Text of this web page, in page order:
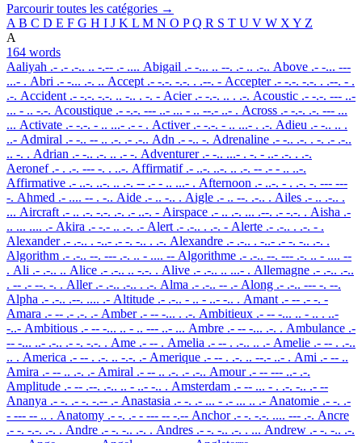
Parcourir toutes les catégories →
A B C D E F G H I J K L M N O PQ R S T U V W X Y Z
A
164 words
Aaliyah .- .- .-.. .. -.-- .- .... Abigail .- -... .. --. .- .. .-.. Above .- -... ---
...- . Abri .- -... .-. .. Accept .- -.-. -.-. . .--. - Accepter .- -.-. -.-. . .--. - .
.-. Accident .- -.-. -.-. .. -.. . -. - Acier .- -.-. .. . .-. Acoustic .- -.-. --- ..-
... - .. -.-. Acoustique .- -.-. --- ..- ... - .. --.- ..- . Across .- -.-. .-. --- ...
... Activate .- -.-. - .. ...- .- - . Activer .- -.-. - .. ...- . .-. Adieu .- -.. .. .
..- Admiral .- -.. -- .. .-. .- .-.. Adn .- -.. -. Adrenaline .- -.. .-. . -. .- .-..
.. -. . Adrian .- -.. .-. .. .- -. Adventurer .- -.. ...- . -. - ..- .-. . .-.
Aeronef .- . .-. --- -. . ..-. Affirmatif .- ..-. ..-. .. .-. -- .- - .. ..-.
Affirmative .- ..-. ..-. .. .-. -- .- - .. ...- . Afternoon .- ..-. - . .-. -. --- ---
-. Ahmed .- .... -- . -.. Aide .- .. -.. . Aigle .- .. --. .-.. . Ailes .- .. .-.. .
... Aircraft .- .. .-. -.-. .-. .- ..-. - Airspace .- .. .-. ... .--. .- -.-. . Aisha .-
.. ... .... .- Akira .- -.- .. .-. .- Alert .- .-.. . .-. - Alerte .- .-.. . .-. - .
Alexander .- .-.. . -..- .- -. -.. . .-. Alexandre .- .-.. . -..- .- -. -.. .-. .
Algorithm .- .-.. --. --- .-. .. - .... -- Algorithme .- .-.. --. --- .-. .. - .... --
. Ali .- .-.. .. Alice .- .-.. .. -.-. . Alive .- .-.. .. ...- . Allemagne .- .-.. .-..
. -- .- --. -. . Aller .- .-.. .-.. . .-. Alma .- .-.. -- .- Along .- .-.. --- -. --.
Alpha .- .-.. .--. .... .- Altitude .- .-.. - .. - ..- -.. . Amant .- -- .- -. -
Amara .- -- .- .-. .- Amber .- -- -... . .-. Ambitieux .- -- -... .. - .. . ..-
-..- Ambitious .- -- -... .. - .. --- ..- ... Ambre .- -- -... .-. . Ambulance .-
-- -... ..- .-.. .- -. -.-. . Ame .- -- . Amelia .- -- . .-.. .. .- Amelie .- -- . .-..
.. . America .- -- . .-. .. -.-. .- Amerique .- -- . .-. .. --.- ..- . Ami .- -- ..
Amira .- -- .. .-. .- Amiral .- -- .. .-. .- .-.. Amour .- -- --- ..- .-.
Amplitude .- -- .--. .-.. .. - ..- -.. . Amsterdam .- -- ... - . .-. -.. .- --
Ananya .- -. .- -. -.-- .- Anastasia .- -. .- ... - .- ... .. .- Anatomie .- -. .-
- --- -- .. . Anatomy .- -. .- - --- -- -.-- Anchor .- -. -.-. .... --- .-. Ancre
.- -. -.-. .-. . Andre .- -. -.. .-. . Andres .- -. -.. .-. . ... Andrew .- -. -.. .-.